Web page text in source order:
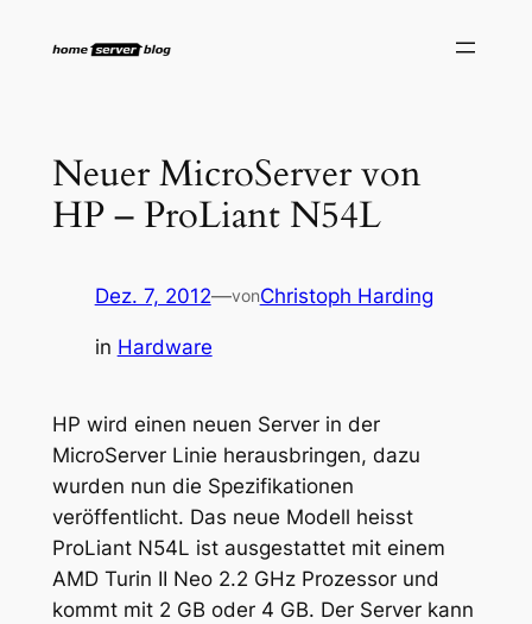
Inhalt
Neuer MicroServer von
HP – ProLiant N54L
Dez. 7, 2012—vonChristoph Harding
in Hardware
HP wird einen neuen Server in der
MicroServer Linie herausbringen, dazu
wurden nun die Spezifikationen
veröffentlicht. Das neue Modell heisst
ProLiant N54L ist ausgestattet mit einem
AMD Turin II Neo 2.2 GHz Prozessor und
kommt mit 2 GB oder 4 GB. Der Server kann